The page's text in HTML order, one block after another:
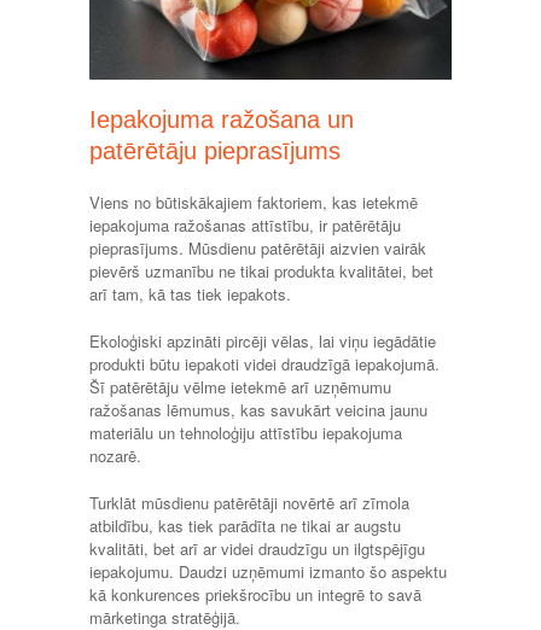
Iepakojuma ražošana un
patērētāju pieprasījums
Viens no būtiskākajiem faktoriem, kas ietekmē
iepakojuma ražošanas attīstību, ir patērētāju
pieprasījums. Mūsdienu patērētāji aizvien vairāk
pievērš uzmanību ne tikai produkta kvalitātei, bet
arī tam, kā tas tiek iepakots.
Ekoloģiski apzināti pircēji vēlas, lai viņu iegādātie
produkti būtu iepakoti videi draudzīgā iepakojumā.
Šī patērētāju vēlme ietekmē arī uzņēmumu
ražošanas lēmumus, kas savukārt veicina jaunu
materiālu un tehnoloģiju attīstību iepakojuma
nozarē.
Turklāt mūsdienu patērētāji novērtē arī zīmola
atbildību, kas tiek parādīta ne tikai ar augstu
kvalitāti, bet arī ar videi draudzīgu un ilgtspējīgu
iepakojumu. Daudzi uzņēmumi izmanto šo aspektu
kā konkurences priekšrocību un integrē to savā
mārketinga stratēģijā.